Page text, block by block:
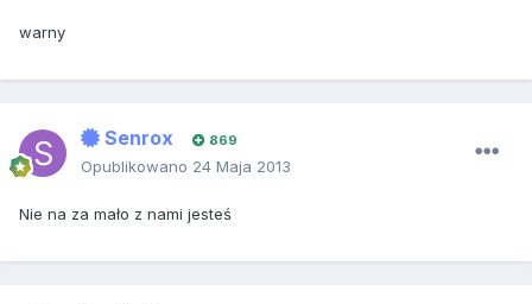
warny
Senrox 869
Opublikowano 24 Maja 2013
Nie na za mało z nami jesteś